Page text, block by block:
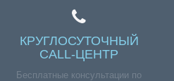
КРУГЛОСУТОЧНЫЙ
CALL-ЦЕНТР
Бесплатные консультации по